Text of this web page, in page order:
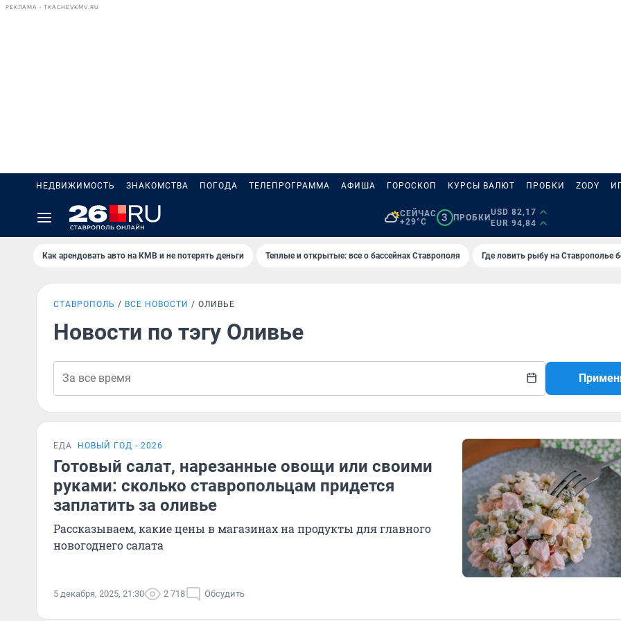
РЕКЛАМА • TKACHEVKMV.RU
НЕДВИЖИМОСТЬ ЗНАКОМСТВА ПОГОДА ТЕЛЕПРОГРАММА АФИША ГОРОСКОП КУРСЫ ВАЛЮТ ПРОБКИ ZODY
СЕЙЧАС
+29°C
3 ПРОБКИ
USD 82,17
EUR 94,84
Как арендовать авто на КМВ и не потерять деньги Теплые и открытые: все о бассейнах Ставрополя Где ловить рыбу на Ставрополье
СТАВРОПОЛЬ ВСЕ НОВОСТИ ОЛИВЬЕ
Новости по тэгу Оливье
ЕДА НОВЫЙ ГОД - 2026
Готовый салат, нарезанные овощи или своими
руками: сколько ставропольцам придется
заплатить за оливье
Рассказываем, какие цены в магазинах на продукты для главного
новогоднего салата
5 декабря, 2025, 21:30 2 718 Обсудить